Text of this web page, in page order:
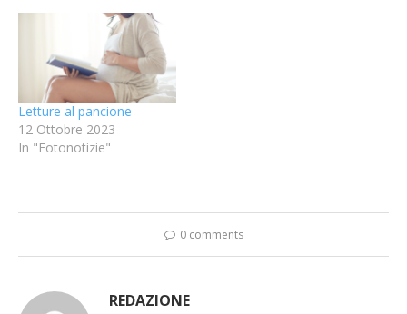
Letture al pancione
12 Ottobre 2023
In "Fotonotizie"
0 comments
REDAZIONE